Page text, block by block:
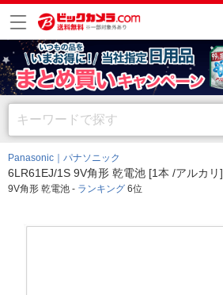
Panasonic｜パナソニック
6LR61EJ/1S 9V角形 乾電池 [1本 /アルカリ]
9V角形 乾電池 - ランキング 6位